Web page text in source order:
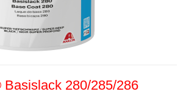
280/285/286